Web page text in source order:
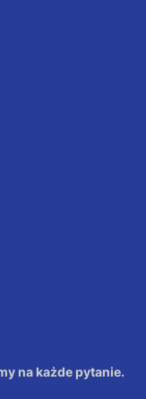
na każde pytanie.